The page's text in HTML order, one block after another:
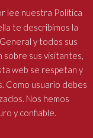
lee nuestra Política
te describimos la
y todos sus
sobre sus visitantes,
web se respetan y
Como usuario debes
Nos hemos
y confiable.